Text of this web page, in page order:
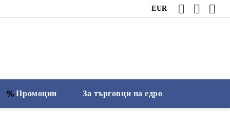
EUR
Промоции За търговци на едро